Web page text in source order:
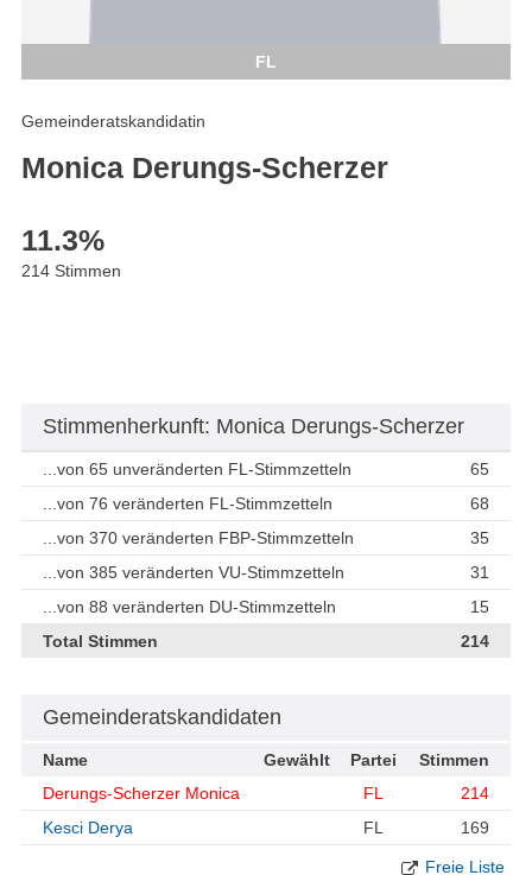
FL
Gemeinderatskandidatin
Monica Derungs-Scherzer
11.3%
214 Stimmen
Stimmenherkunft: Monica Derungs-Scherzer
...von 65 unveränderten FL-Stimmzetteln
65
...von 76 veränderten FL-Stimmzetteln
68
...von 370 veränderten FBP-Stimmzetteln
35
...von 385 veränderten VU-Stimmzetteln
31
...von 88 veränderten DU-Stimmzetteln
15
Total Stimmen
214
Gemeinderatskandidaten
Name Gewählt Partei
Stimmen
Derungs-Scherzer Monica
FL
214
Kesci Derya
FL 169
Freie Liste